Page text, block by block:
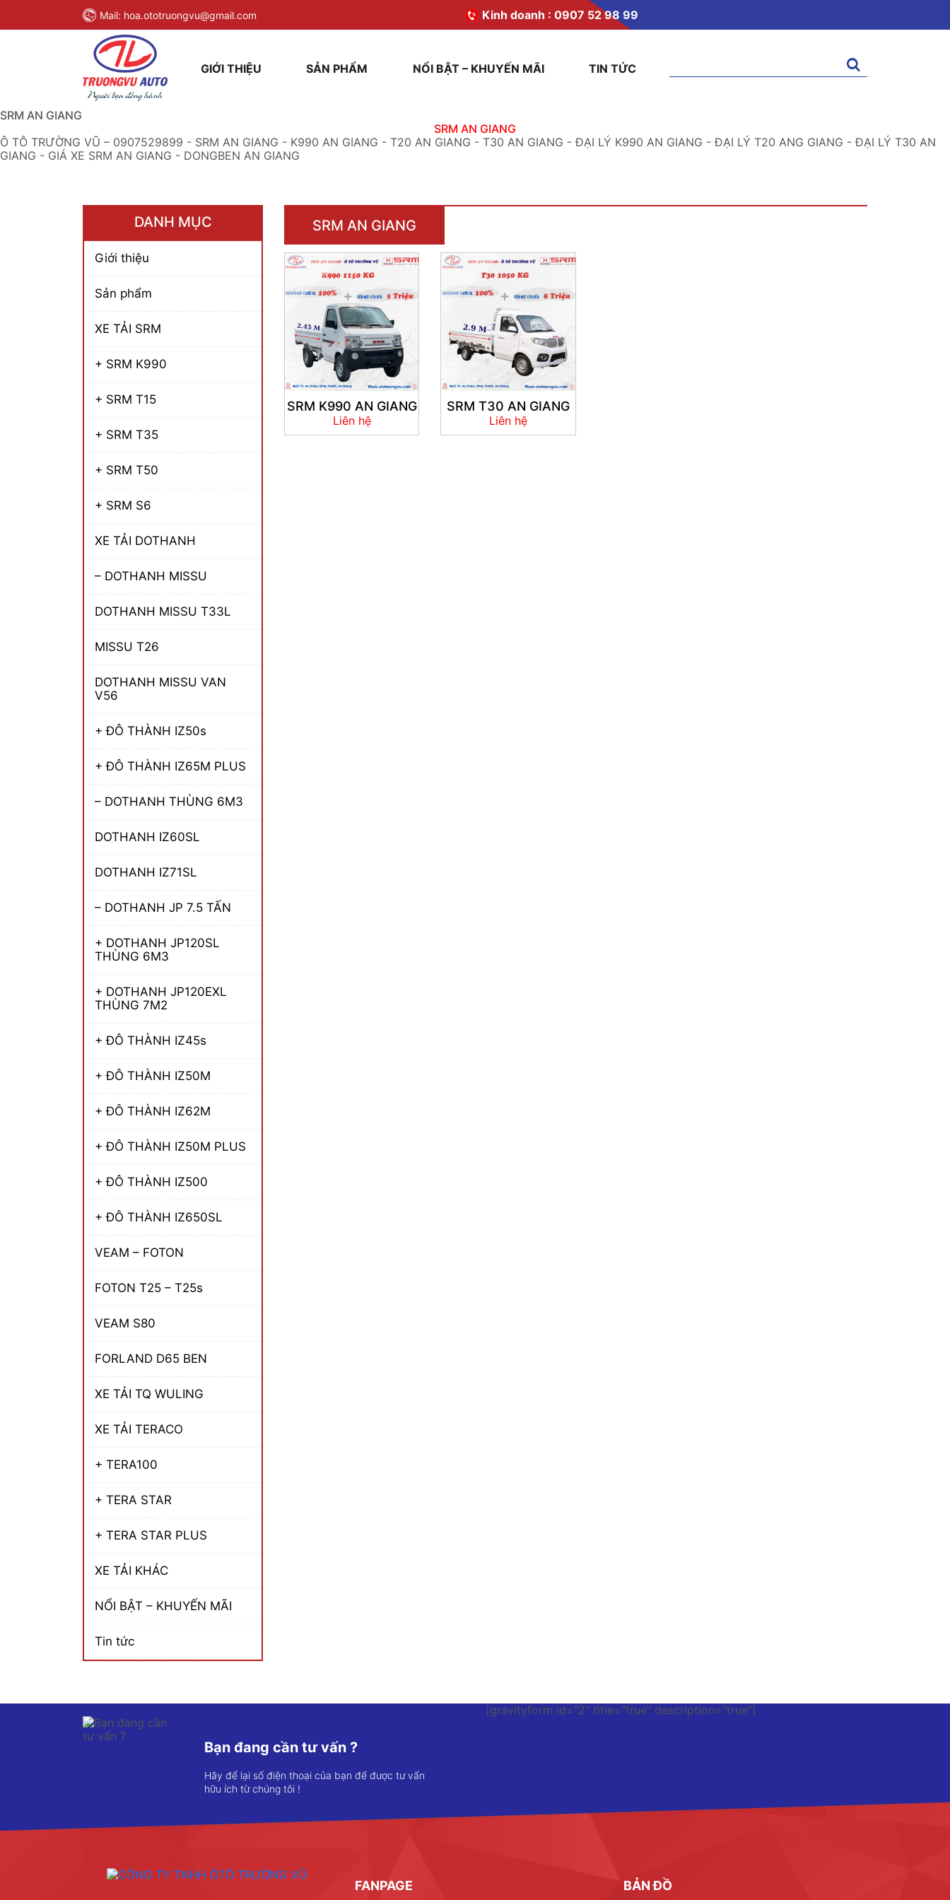
Mail: hoa.ototruongvu@gmail.com Kinh doanh : 0907 52 98 99
GIỚI THIỆU SẢN PHẨM NỔI BẬT – KHUYẾN MÃI TIN TỨC
kiếm:
SRM AN GIANG
SRM AN GIANG
Ô TÔ TRƯỜNG VŨ – 0907529899 - SRM AN GIANG - K990 AN GIANG - T20 AN GIANG - T30 AN GIANG - ĐẠI LÝ K990 AN GIANG - ĐẠI LÝ T20 ANG GIANG - ĐẠI LÝ T30 AN
GIANG - GIÁ XE SRM AN GIANG - DONGBEN AN GIANG
DANH MỤC
Giới thiệu
Sản phẩm
XE TẢI SRM
+ SRM K990
+ SRM T15
+ SRM T35
+ SRM T50
+ SRM S6
XE TẢI DOTHANH
– DOTHANH MISSU
DOTHANH MISSU T33L
MISSU T26
DOTHANH MISSU VAN
V56
+ ĐÔ THÀNH IZ50s
+ ĐÔ THÀNH IZ65M PLUS
– DOTHANH THÙNG 6M3
DOTHANH IZ60SL
DOTHANH IZ71SL
– DOTHANH JP 7.5 TẤN
+ DOTHANH JP120SL
THÙNG 6M3
+ DOTHANH JP120EXL
THÙNG 7M2
+ ĐÔ THÀNH IZ45s
+ ĐÔ THÀNH IZ50M
+ ĐÔ THÀNH IZ62M
+ ĐÔ THÀNH IZ50M PLUS
+ ĐÔ THÀNH IZ500
+ ĐÔ THÀNH IZ650SL
VEAM – FOTON
FOTON T25 – T25s
VEAM S80
FORLAND D65 BEN
XE TẢI TQ WULING
XE TẢI TERACO
+ TERA100
+ TERA STAR
+ TERA STAR PLUS
XE TẢI KHÁC
NỔI BẬT – KHUYẾN MÃI
Tin tức
SRM AN GIANG
SRM K990 AN GIANG
Liên hệ
SRM T30 AN GIANG
Liên hệ
Bạn đang cần tư vấn ?
Hãy để lại số điện thoại của bạn để được tư vấn
hữu ích từ chúng tôi !
[gravityform id="2" title="true" description="true"]
FANPAGE BẢN ĐỒ